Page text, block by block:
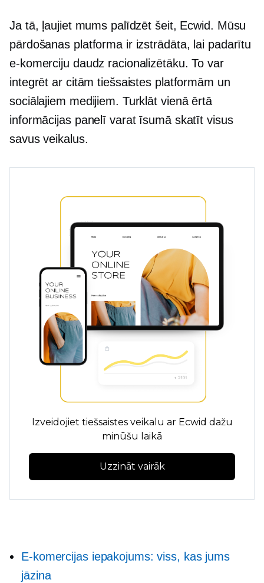
Ja tā, ļaujiet mums palīdzēt šeit, Ecwid. Mūsu
pārdošanas platforma ir izstrādāta, lai padarītu
e-komerciju daudz racionalizētāku. To var
integrēt ar citām tiešsaistes platformām un
sociālajiem medijiem. Turklāt vienā ērtā
informācijas panelī varat īsumā skatīt visus
savus veikalus.
Izveidojiet tiešsaistes veikalu ar Ecwid dažu
minūšu laikā
Uzzināt vairāk
E-komercijas iepakojums: viss, kas jums
jāzina